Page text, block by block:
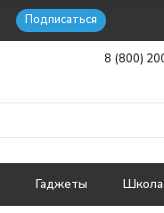
Подписаться
8 (800)
Гаджеты